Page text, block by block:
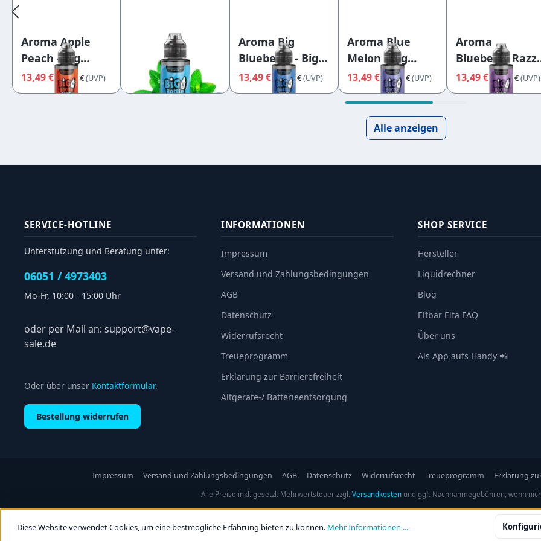
Aroma Apple
Peach - Big
Bottle Flavours
13,49 € 14,95 €
Aroma Arctic
Mint - Big Bottle
Flavours
13,49 € 14,95 €
Aroma Big
Blueberry - Big
Bottle Flavours
13,49 € 14,95 €
Aroma Blue
Melon - Big
Bottle Flavours
13,49 € 14,95 €
Aroma
Blueberry Razz
Big Bottle
Flavours
13,49 € 14,95 €
Alle anzeigen
SERVICE-HOTLINE
Unterstützung und Beratung unter:
06051 / 4973403
Mo-Fr, 10:00 - 15:00 Uhr
oder per Mail an: support@vape-
sale.de
Oder über unser Kontaktformular.
Bestellung widerrufen
INFORMATIONEN
Impressum
Versand und Zahlungsbedingungen
AGB
Datenschutz
Widerrufsrecht
Treueprogramm
Erklärung zur Barrierefreiheit
Altgeräte-/ Batterieentsorgung
SHOP SERVICE
Hersteller
Liquidrechner
Blog
Elfbar Elfa FAQ
Über uns
Als App aufs Handy 📲
Impressum Versand und Zahlungsbedingungen AGB Datenschutz Widerrufsrecht Treueprogramm Erklärung
Alle Preise inkl. gesetzl. Mehrwertsteuer zzgl. Versandkosten und ggf. Nachnahmegebühren, wenn
Diese Website verwendet Cookies, um eine bestmögliche Erfahrung bieten zu können. Mehr Informationen ...